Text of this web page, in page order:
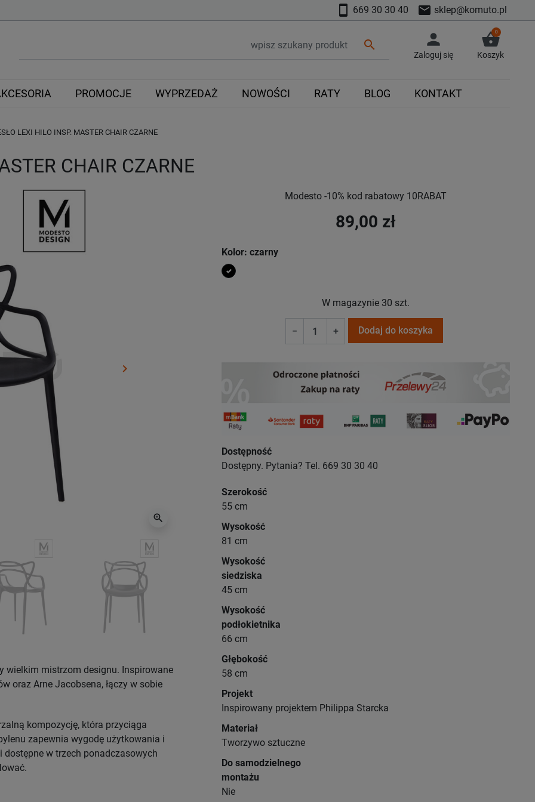
smartphone 669 30 30 40 mail sklep@komuto.pl
search person
Zaloguj się
shopping_basket
0
Koszyk
PROMOCJE WYPRZEDAŻ NOWOŚCI RATY BLOG KONTAKT
LEXI HILO INSP. MASTER CHAIR CZARNE
CHAIR CZARNE
Następny
keyboard_arrow_right
zoom_in
wielkim mistrzom designu. Inspirowane
oraz Arne Jacobsena, łączy w sobie
kompozycję, która przyciąga
zapewnia wygodę użytkowania i
dostępne w trzech ponadczasowych
Modesto -10% kod rabatowy 10RABAT
89,00 zł
Kolor: czarny
czarny
W magazynie 30 szt.
− + Dodaj do koszyka
Dostępność
Dostępny. Pytania? Tel. 669 30 30 40
Szerokość
55 cm
Wysokość
81 cm
Wysokość
siedziska
45 cm
Wysokość
podłokietnika
66 cm
Głębokość
58 cm
Projekt
Inspirowany projektem Philippa Starcka
Materiał
Tworzywo sztuczne
Do samodzielnego
montażu
Nie